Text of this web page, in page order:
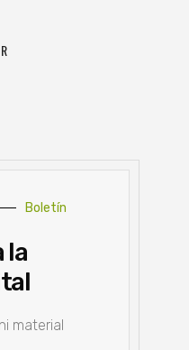
Boletín
la
material